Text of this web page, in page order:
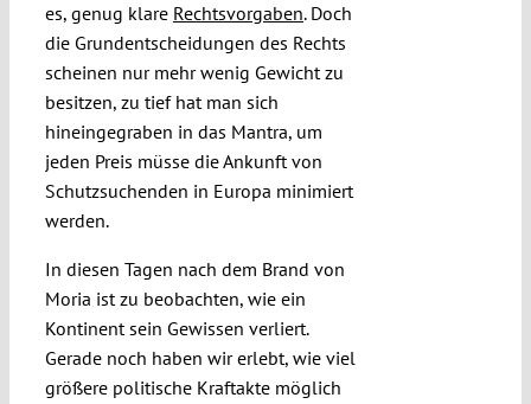
es, genug klare Rechtsvorgaben. Doch
die Grundentscheidungen des Rechts
scheinen nur mehr wenig Gewicht zu
besitzen, zu tief hat man sich
hineingegraben in das Mantra, um
jeden Preis müsse die Ankunft von
Schutzsuchenden in Europa minimiert
werden.
In diesen Tagen nach dem Brand von
Moria ist zu beobachten, wie ein
Kontinent sein Gewissen verliert.
Gerade noch haben wir erlebt, wie viel
größere politische Kraftakte möglich